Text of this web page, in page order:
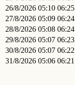
26/8/2026 05:10 06:25
27/8/2026 05:09 06:24
28/8/2026 05:08 06:24
29/8/2026 05:07 06:23
30/8/2026 05:07 06:22
31/8/2026 05:06 06:21